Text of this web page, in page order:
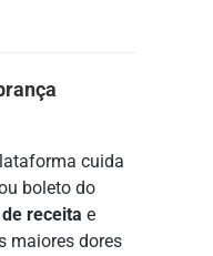
cuida
boleto do
receita e
maiores dores